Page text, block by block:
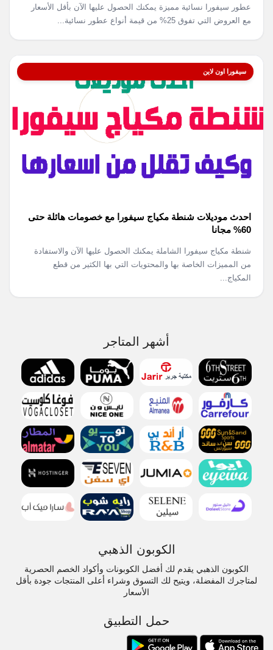
عطور سيفورا نسائية مميزة يمكنك الحصول عليها الآن بأقل الأسعار
مع العروض التي تفوق 25% من قيمة أنواع عطور نسائية...
سيفورا اون لاين
احدث موديلات شنطة مكياج سيفورا مع خصومات هائلة حتى
60% مجانا
شنطة مكياج سيفورا الشاملة يمكنك الحصول عليها الآن والاستفادة
من المميزات الخاصة بها والمحتويات التي بها الكثير من قطع
المكياج...
أشهر المتاجر
الكوبون الذهبي
الكوبون الذهبي يقدم لك أفضل الكوبونات وأكواد الخصم الحصرية
لمتاجرك المفضلة، ويتيح لك التسوق وشراء أعلى المنتجات جودة بأقل
الأسعار
حمل التطبيق